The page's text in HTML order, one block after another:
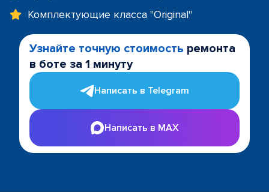
Комплектующие класса "Original"
Узнайте точную стоимость ремонта
в боте за 1 минуту
Написать в Telegram
Написать в MAX